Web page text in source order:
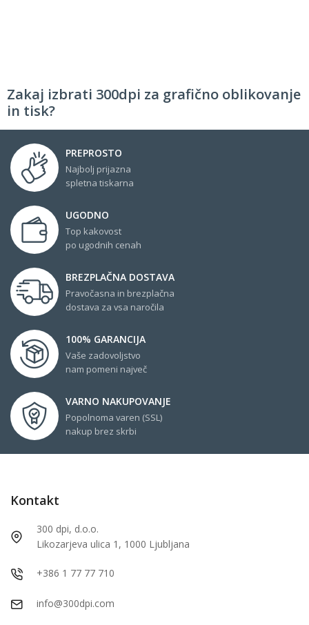
Zakaj izbrati 300dpi za grafično oblikovanje
in tisk?
PREPROSTO
Najbolj prijazna
spletna tiskarna
UGODNO
Top kakovost
po ugodnih cenah
BREZPLAČNA DOSTAVA
Pravočasna in brezplačna
dostava za vsa naročila
100% GARANCIJA
Vaše zadovoljstvo
nam pomeni največ
VARNO NAKUPOVANJE
Popolnoma varen (SSL)
nakup brez skrbi
Kontakt
300 dpi, d.o.o.
Likozarjeva ulica 1, 1000 Ljubljana
+386 1 77 77 710
info@300dpi.com